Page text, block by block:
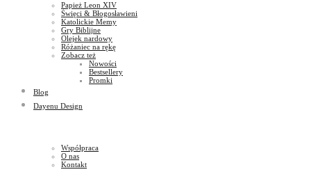
Papież Leon XIV
Święci & Błogosławieni
Katolickie Memy
Gry Biblijne
Olejek nardowy
Różaniec na rękę
Zobacz też
Nowości
Bestsellery
Promki
Blog
Dayenu Design
Współpraca
O nas
Kontakt